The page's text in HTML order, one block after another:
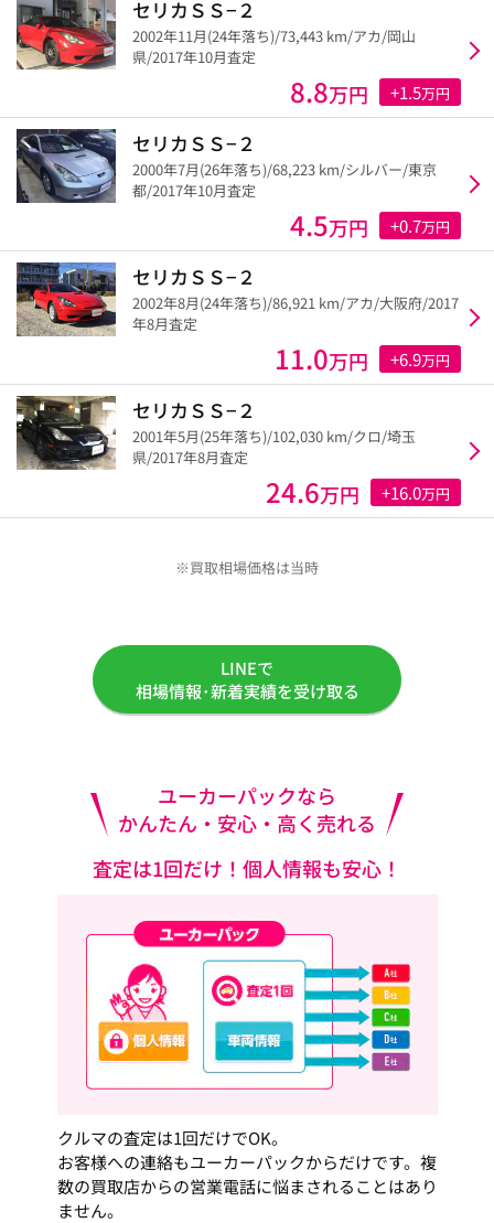
セリカＳＳ−２
2002年11月(24年落ち)/73,443 km/アカ/岡山
県/2017年10月査定
8.8万円 +1.5万円
セリカＳＳ−２
2000年7月(26年落ち)/68,223 km/シルバー/東京
都/2017年10月査定
4.5万円 +0.7万円
セリカＳＳ−２
2002年8月(24年落ち)/86,921 km/アカ/大阪府/2017
年8月査定
11.0万円 +6.9万円
セリカＳＳ−２
2001年5月(25年落ち)/102,030 km/クロ/埼玉
県/2017年8月査定
24.6万円 +16.0万円
※買取相場価格は当時
LINEで
相場情報･新着実績を受け取る
ユーカーパックなら
かんたん・安心・高く売れる
査定は1回だけ！個人情報も安心！
クルマの査定は1回だけでOK。
お客様への連絡もユーカーパックからだけです。複
数の買取店からの営業電話に悩まされることはあり
ません。